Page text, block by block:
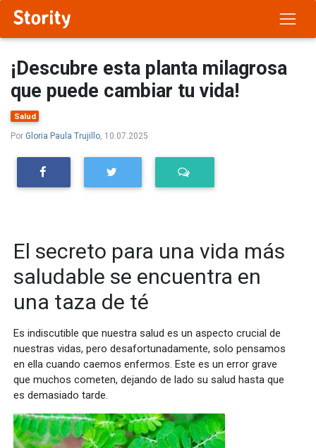
¡Descubre esta planta milagrosa
que puede cambiar tu vida!
Salud
Por Gloria Paula Trujillo , 10.07.2025
El secreto para una vida más
saludable se encuentra en
una taza de té
Es indiscutible que nuestra salud es un aspecto crucial de
nuestras vidas, pero desafortunadamente, solo pensamos
en ella cuando caemos enfermos. Este es un error grave
que muchos cometen, dejando de lado su salud hasta que
es demasiado tarde.